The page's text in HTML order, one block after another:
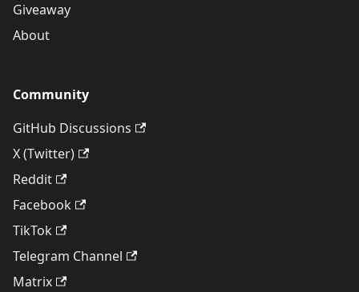
Giveaway
About
Community
GitHub Discussions
X (Twitter)
Reddit
Facebook
TikTok
Telegram Channel
Matrix